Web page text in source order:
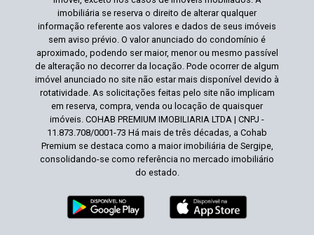
imobiliária se reserva o direito de alterar qualquer
informação referente aos valores e dados de seus imóveis
sem aviso prévio. O valor anunciado do condomínio é
aproximado, podendo ser maior, menor ou mesmo passível
de alteração no decorrer da locação. Pode ocorrer de algum
imóvel anunciado no site não estar mais disponível devido à
rotatividade. As solicitações feitas pelo site não implicam
em reserva, compra, venda ou locação de quaisquer
imóveis. COHAB PREMIUM IMOBILIARIA LTDA | CNPJ -
11.873.708/0001-73 Há mais de três décadas, a Cohab
Premium se destaca como a maior imobiliária de Sergipe,
consolidando-se como referência no mercado imobiliário
do estado.